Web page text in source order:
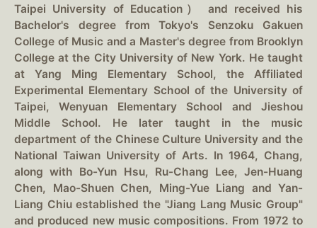
Taipei University of Education） and received his
Bachelor's degree from Tokyo's Senzoku Gakuen
College of Music and a Master's degree from Brooklyn
College at the City University of New York. He taught
at Yang Ming Elementary School, the Affiliated
Experimental Elementary School of the University of
Taipei, Wenyuan Elementary School and Jieshou
Middle School. He later taught in the music
department of the Chinese Culture University and the
National Taiwan University of Arts. In 1964, Chang,
along with Bo-Yun Hsu, Ru-Chang Lee, Jen-Huang
Chen, Mao-Shuen Chen, Ming-Yue Liang and Yan-
Liang Chiu established the "Jiang Lang Music Group"
and produced new music compositions. From 1972 to